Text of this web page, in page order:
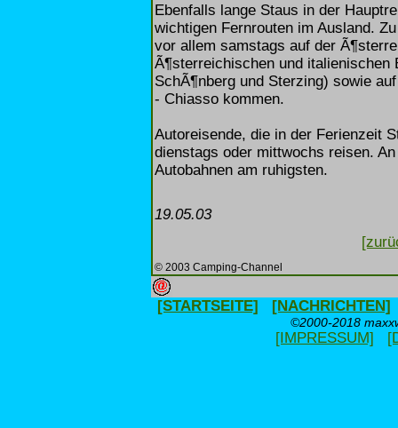
Ebenfalls lange Staus in der
wichtigen Fernrouten im Ausland.
vor allem samstags auf der
Ã¶sterreichischen und italienischen
SchÃ¶nberg und Sterzing) sowie
- Chiasso kommen.
Autoreisende, die in der Ferienzeit
dienstags oder mittwochs reisen.
Autobahnen am ruhigsten.
19.05.03
© 2003 Camping-Channel
[STARTSEITE] [NACHRICHTEN]
©2000-2018
[IMPRESSUM]